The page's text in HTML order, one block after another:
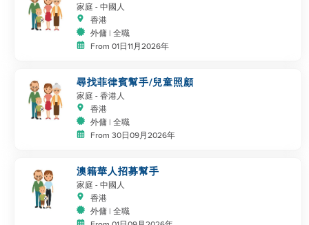
家庭 - 中國人
香港
外傭 | 全職
From 01日11月2026年
尋找菲律賓幫手/兒童照顧
家庭 - 香港人
香港
外傭 | 全職
From 30日09月2026年
澳籍華人招募幫手
家庭 - 中國人
香港
外傭 | 全職